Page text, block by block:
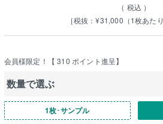
税込
［税抜：¥31,000（1枚あた
会員様限定！【 310 ポイント進呈】
数量で選ぶ
1枚･サンプル